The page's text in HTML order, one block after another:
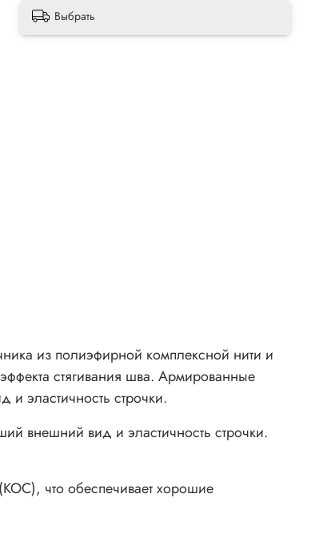
Выбрать
из полиэфирной комплексной нити и
стягивания шва. Армированные
эластичность строчки.
внешний вид и эластичность строчки.
что обеспечивает хорошие